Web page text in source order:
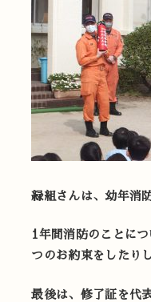
緑組さんは、幼年消
1年間消防のことに
つのお約束をしたり
最後は、修了証を代